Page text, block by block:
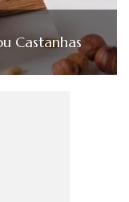
Castanhas